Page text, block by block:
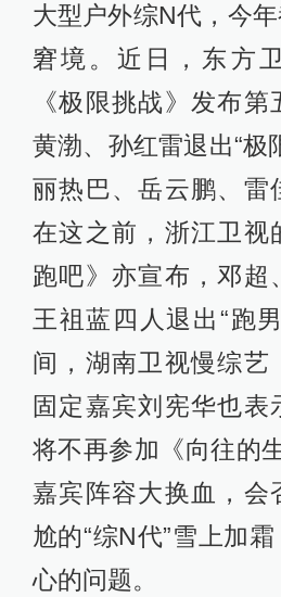
大型户外综N代，今
窘境。近日，东方
《极限挑战》发布第
黄渤、孙红雷退出“极
丽热巴、岳云鹏、雷
在这之前，浙江卫视
跑吧》亦宣布，邓超
王祖蓝四人退出“跑
间，湖南卫视慢综艺
固定嘉宾刘宪华也表
将不再参加《向往的
嘉宾阵容大换血，会
尬的“综N代”雪上加
心的问题。